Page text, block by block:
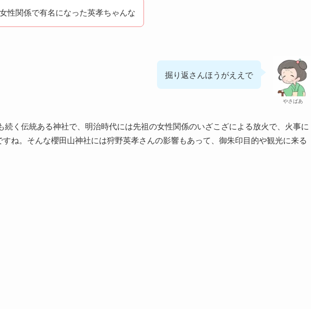
性関係で有名になった英孝ちゃんな
やさばあ
掘り返さんほうがええで
続く伝統ある神社で、明治時代には先祖の女性関係のいざこざによる放火で、火事に
ね。そんな櫻田山神社には狩野英孝さんの影響もあって、御朱印目的や観光に来る